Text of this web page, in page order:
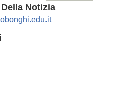
Notizia